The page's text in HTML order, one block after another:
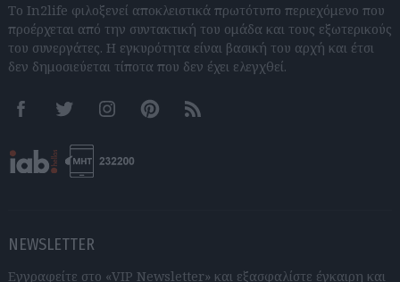
Το In2life φιλοξενεί αποκλειστικά πρωτότυπο περιεχόμενο που
προέρχεται από την συντακτική του ομάδα και τους εξωτερικούς
του συνεργάτες. Η εγκυρότητα είναι βασική του αρχή και έτσι
δεν δημοσιεύεται τίποτα που δεν έχει ελεγχθεί.
FacebookTwitter InstagramPinterestRSS feeds
NEWSLETTER
Εγγραφείτε στο «VIP Newsletter» και εξασφαλίστε έγκαιρη και